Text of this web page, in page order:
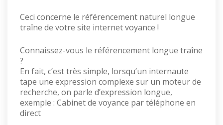
Ceci concerne le référencement naturel longue
traîne de votre site internet voyance !
Connaissez-vous le référencement longue traîne
?
En fait, c’est très simple, lorsqu’un internaute
tape une expression complexe sur un moteur de
recherche, on parle d’expression longue,
exemple : Cabinet de voyance par téléphone en
direct